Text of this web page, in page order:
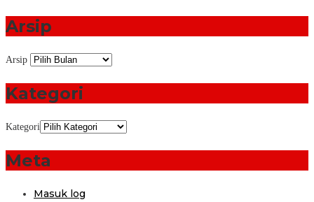
Arsip
Arsip
Kategori
Kategori
Meta
Masuk log